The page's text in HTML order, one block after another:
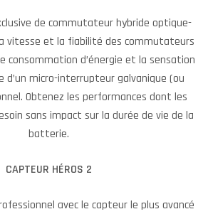
de commutateur hybride optique-
vitesse et la fiabilité des commutateurs
consommation d’énergie et la sensation
d’un micro-interrupteur galvanique (ou
Obtenez les performances dont les
sans impact sur la durée de vie de la
batterie.
CAPTEUR HÉROS 2
avec le capteur le plus avancé